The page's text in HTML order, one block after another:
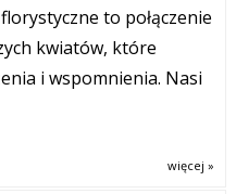
to połączenie
kwiatów, które
i wspomnienia. Nasi
więcej »